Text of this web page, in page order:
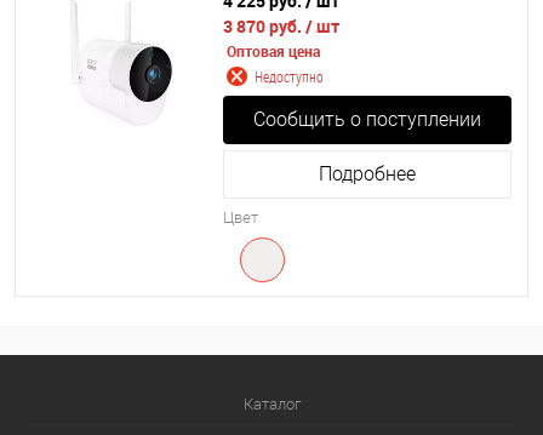
3 870 руб. / шт
Оптовая цена
Недоступно
Сообщить о поступлении
Подробнее
Цвет
Каталог